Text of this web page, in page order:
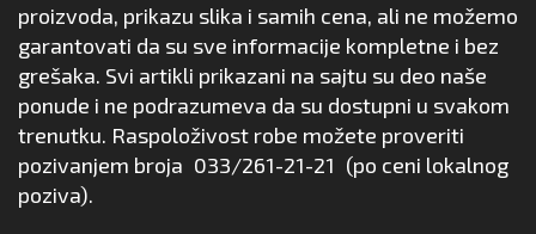
proizvoda, prikazu slika i samih cena, ali ne možemo
garantovati da su sve informacije kompletne i bez
grešaka. Svi artikli prikazani na sajtu su deo naše
ponude i ne podrazumeva da su dostupni u svakom
trenutku. Raspoloživost robe možete proveriti
pozivanjem broja 033/261-21-21 (po ceni lokalnog
poziva).